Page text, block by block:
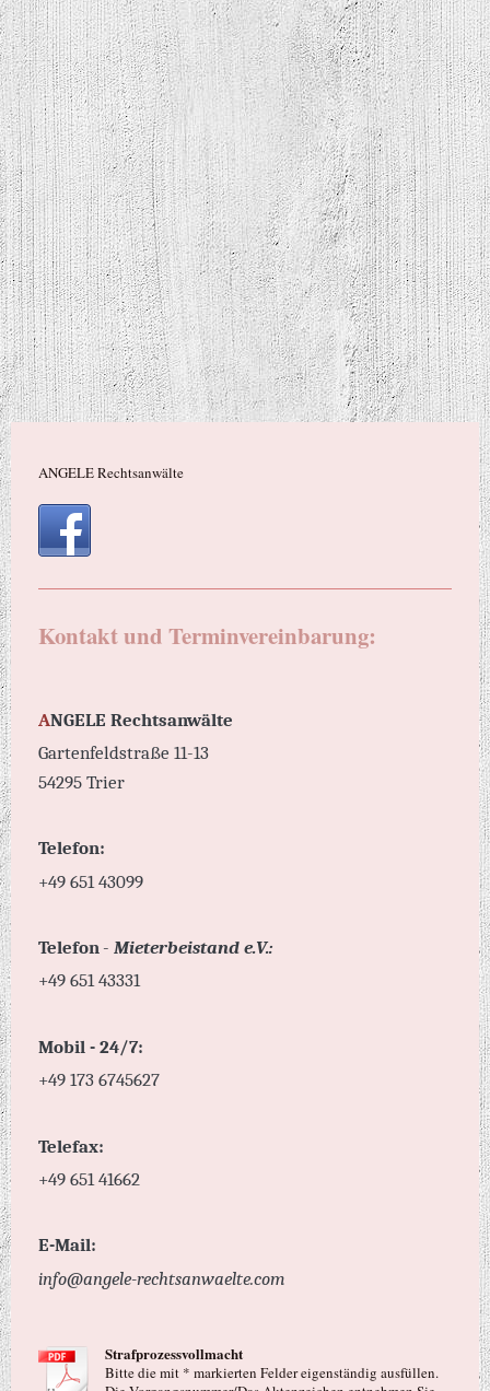
ANGELE Rechtsanwälte
Kontakt und Terminvereinbarung:
ANGELE Rechtsanwälte
Gartenfeldstraße 11-13
54295 Trier
Telefon:
+49 651 43099
Telefon- Mieterbeistand e.V.:
+49 651 43331
Mobil - 24/7:
+49 173 6745627
Telefax:
+49 651 41662
E-Mail:
info@angele-rechtsanwaelte.com
Strafprozessvollmacht
Bitte die mit * markierten Felder eigenständig ausfüllen.